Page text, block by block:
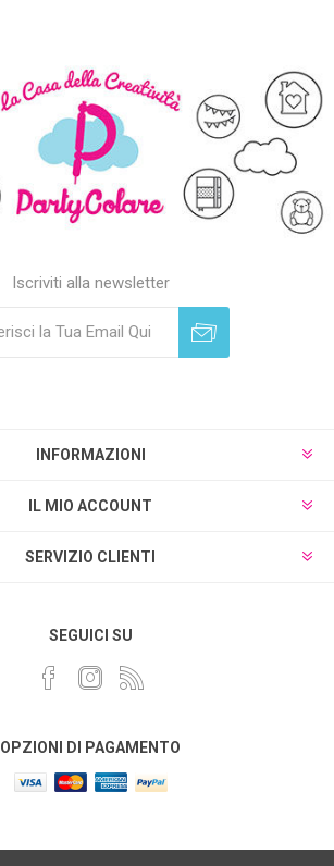
Iscriviti alla newsletter
INFORMAZIONI
IL MIO ACCOUNT
SERVIZIO CLIENTI
SEGUICI SU
OPZIONI DI PAGAMENTO